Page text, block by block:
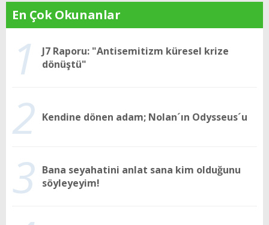
En Çok Okunanlar
1
J7 Raporu: "Antisemitizm küresel krize
dönüştü"
2 Kendine dönen adam; Nolan´ın Odysseus´u
3 Bana seyahatini anlat sana kim olduğunu
söyleyeyim!